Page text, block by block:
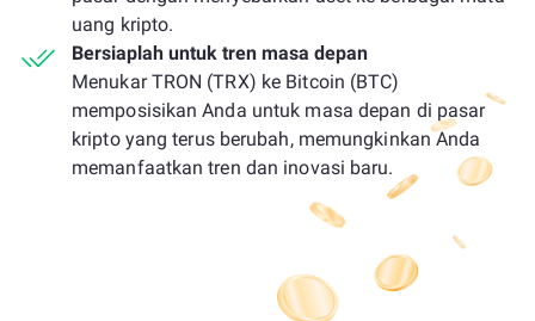
uang kripto.
Bersiaplah untuk tren masa depan
Menukar TRON (TRX) ke Bitcoin (BTC)
memposisikan Anda untuk masa depan di pasar
kripto yang terus berubah, memungkinkan Anda
memanfaatkan tren dan inovasi baru.